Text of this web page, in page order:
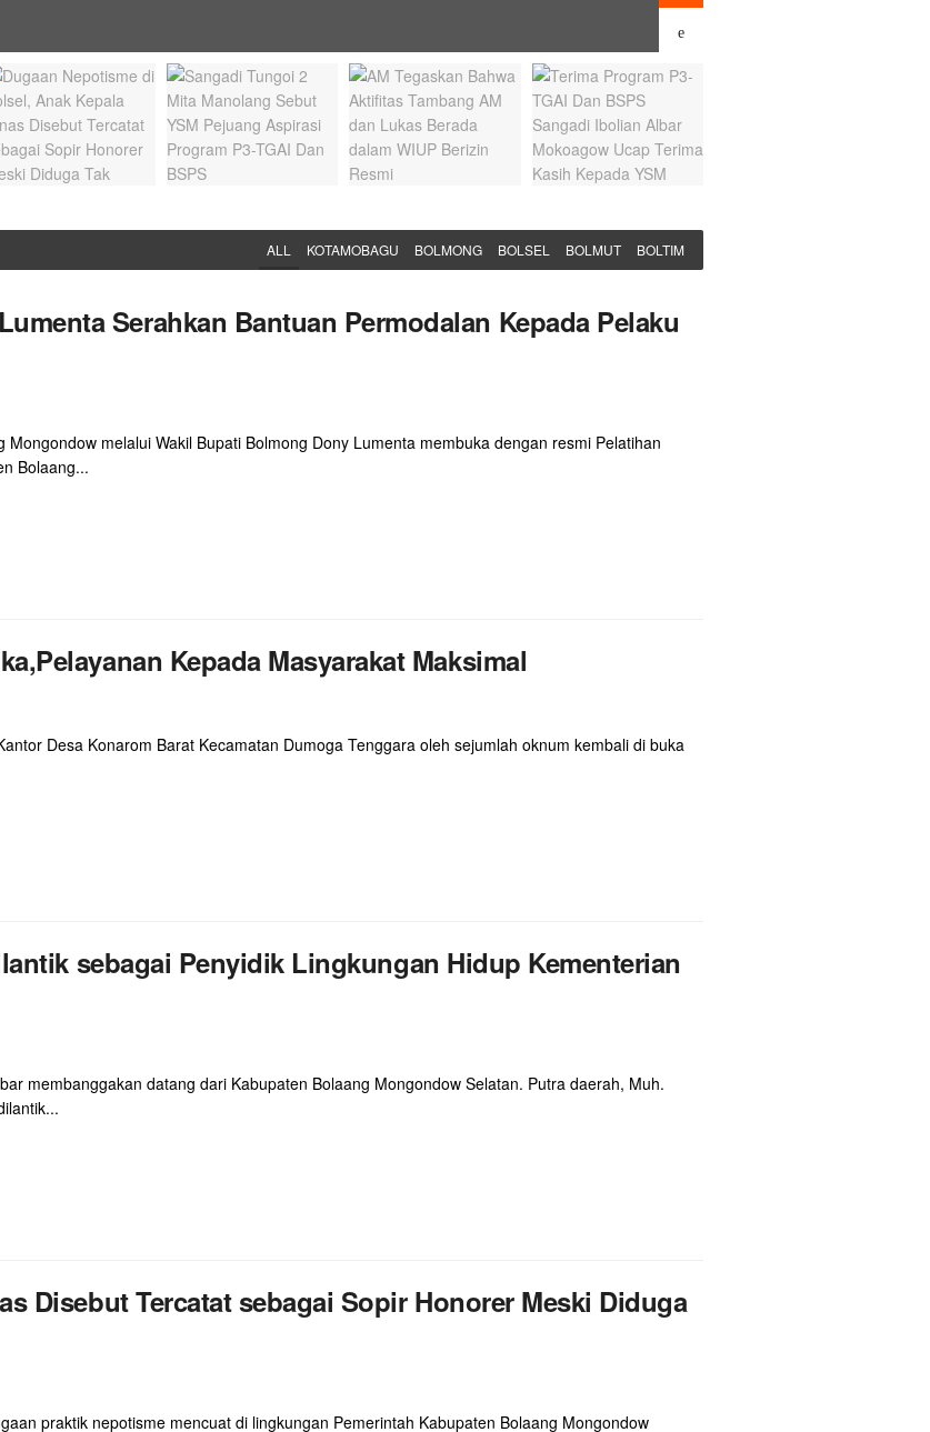
ALL KOTAMOBAGU BOLMONG BOLSEL BOLMUT BOLTIM
Serahkan Bantuan Permodalan Kepada Pelaku
Mongondow melalui Wakil Bupati Bolmong Dony Lumenta membuka dengan resmi Pelatihan
Bolaang...
Kepada Masyarakat Maksimal
Desa Konarom Barat Kecamatan Dumoga Tenggara oleh sejumlah oknum kembali di buka
sebagai Penyidik Lingkungan Hidup Kementerian
membanggakan datang dari Kabupaten Bolaang Mongondow Selatan. Putra daerah, Muh.
Disebut Tercatat sebagai Sopir Honorer Meski Diduga
praktik nepotisme mencuat di lingkungan Pemerintah Kabupaten Bolaang Mongondow